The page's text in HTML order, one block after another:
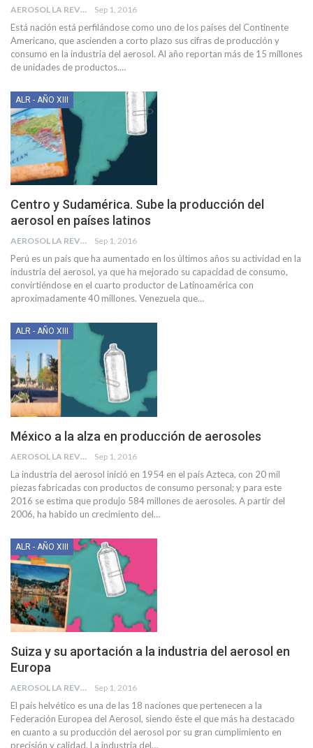
AEROSOL LA REVISTA Sep 1, 2016
Está nación está perfilándose como uno de los países del Continente
Americano, que ascienden a corto plazo sus cifras de producción y
consumo en la industria del aerosol. Al año reportan más de 15 millones
de unidades de productos.…
ALR - AÑO XIII
Centro y Sudamérica. Sube la producción del
aerosol en países latinos
AEROSOL LA REVISTA Sep 1, 2016
Perú es un país que ha aumentado en los últimos años su actividad en la
industria del aerosol, ya que ha mejorado su capacidad de consumo,
convirtiéndose en el cuarto productor de Latinoamérica con
aproximadamente 40 millones. Venezuela que…
ALR - AÑO XIII
México a la alza en producción de aerosoles
AEROSOL LA REVISTA Sep 1, 2016
La industria del aerosol inició en 1954 en el país Azteca, con 20 mil
piezas fabricadas con productos de consumo personal; y para este
2016 se estima que produjo 584 millones de aerosoles. A partir del
2006, ha habido un crecimiento del…
ALR - AÑO XIII
Suiza y su aportación a la industria del aerosol en
Europa
AEROSOL LA REVISTA Sep 1, 2016
El país helvético es una de las 18 naciones que pertenecen a la
Federación Europea del Aerosol, siendo éste el que más ha destacado
en cuanto a su producción del aerosol por su gran cumplimiento en
precisión y calidad. La industria del…